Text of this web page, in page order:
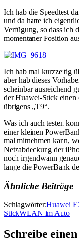
Ich hab die Speedtest
und da hatte ich
Verfügung, so dass ich
momentaner Position
Ich hab mal kurzzeitig
aber hab dieses
scheinbar ausreichend
der Huawei-Stick einen
übrigens „T9“.
Was ich auch testen
einer kleinen
mal mitnehmen kann,
Netzabdeckung der
noch irgendwann
lange die PowerBank
Ähnliche Beiträge
Schlagwörter:Huawei
StickWLAN im Auto
Schreibe